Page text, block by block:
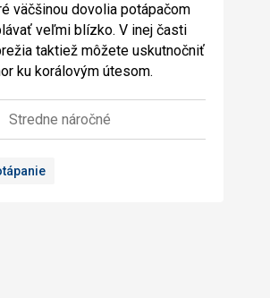
väčšinou dovolia potápačom
veľmi blízko. V inej časti
taktiež môžete uskutnočniť
ku korálovým útesom.
Stredne náročné